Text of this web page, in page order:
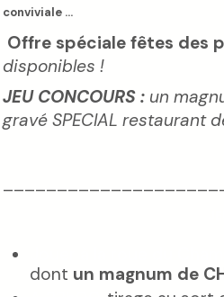
conviviale ...
Offre spéciale fêtes des
disponibles !
JEU CONCOURS : un
gravé SPECIAL restaurant
dont un magnum de